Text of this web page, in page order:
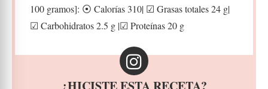
100 gramos]: ⦿ Calorías 310| ☑︎ Grasas totales 24 g|
☑︎ Carbohidratos 2.5 g |☑︎ Proteínas 20 g